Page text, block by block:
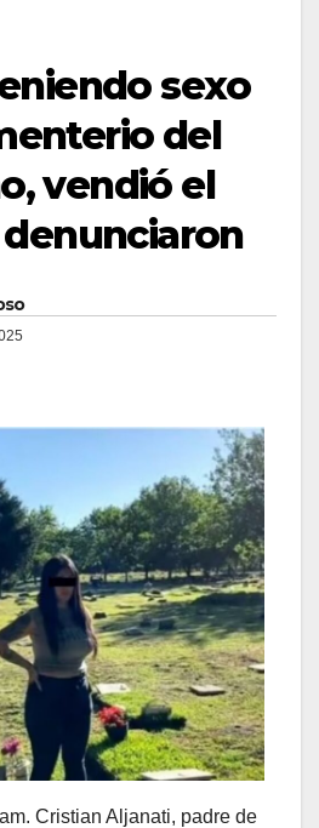
sexo
del
vendió el
Cristian Aljanati, padre de